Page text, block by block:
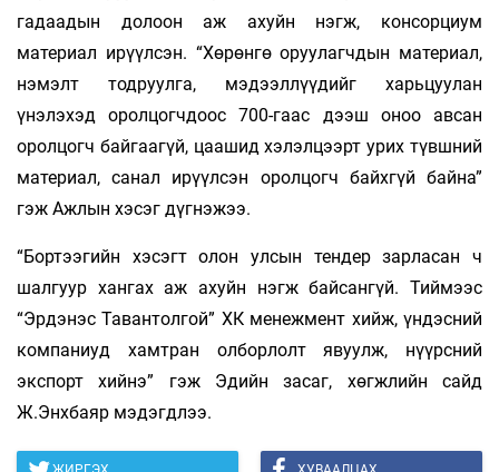
гадаадын долоон аж ахуйн нэгж, консорциум
материал ирүүлсэн. “Хөрөнгө оруулагчдын материал,
нэмэлт тодруулга, мэдээллүүдийг харьцуулан
үнэлэхэд оролцогчдоос 700-гаас дээш оноо авсан
оролцогч байгаагүй, цаашид хэлэлцээрт урих түвшний
материал, санал ирүүлсэн оролцогч байхгүй байна”
гэж Ажлын хэсэг дүгнэжээ.
“Бортээгийн хэсэгт олон улсын тендер зарласан ч
шалгуур хангах аж ахуйн нэгж байсангүй. Тиймээс
“Эрдэнэс Тавантолгой” ХК менежмент хийж, үндэсний
компаниуд хамтран олборлолт явуулж, нүүрсний
экспорт хийнэ” гэж Эдийн засаг, хөгжлийн сайд
Ж.Энхбаяр мэдэгдлээ.